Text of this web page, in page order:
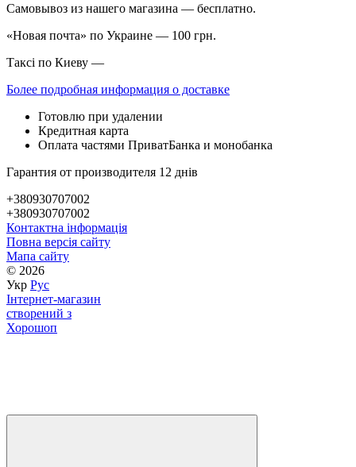
Самовывоз из нашего магазина — бесплатно.
«Новая почта» по Украине — 100 грн.
Таксі по Киеву —
Более подробная информация о доставке
Готовлю при удалении
Кредитная карта
Оплата частями ПриватБанка и монобанка
Гарантия от производителя 12 днів
+380930707002
+380930707002
Контактна інформація
Повна версія сайту
Мапа сайту
© 2026
Укр Рус
Інтернет-магазин
створений з
Хорошоп